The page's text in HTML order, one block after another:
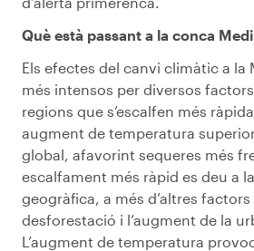
Què està passant a la conca
Els efectes del canvi climàtic a la
més intensos per diversos
regions que s’escalfen més
augment de temperatura
global, afavorint sequeres més
escalfament més ràpid es deu a
geogràfica, a més d’altres
desforestació i l’augment de la
L’augment de temperatura